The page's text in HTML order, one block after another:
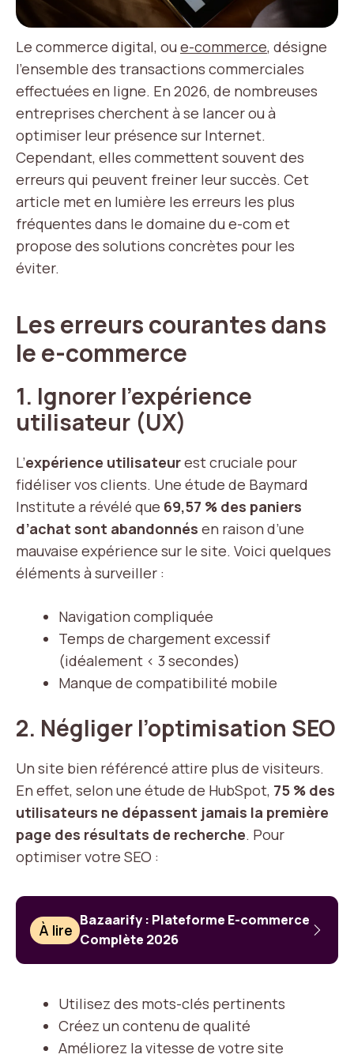
Le commerce digital, ou e-commerce, désigne
l’ensemble des transactions commerciales
effectuées en ligne. En 2026, de nombreuses
entreprises cherchent à se lancer ou à
optimiser leur présence sur Internet.
Cependant, elles commettent souvent des
erreurs qui peuvent freiner leur succès. Cet
article met en lumière les erreurs les plus
fréquentes dans le domaine du e-com et
propose des solutions concrètes pour les
éviter.
Les erreurs courantes dans
le e-commerce
1. Ignorer l’expérience
utilisateur (UX)
L’expérience utilisateurest cruciale pour
fidéliser vos clients. Une étude de Baymard
Institute a révélé que 69,57 % des paniers
d’achat sont abandonnés en raison d’une
mauvaise expérience sur le site. Voici quelques
éléments à surveiller :
Navigation compliquée
Temps de chargement excessif
(idéalement < 3 secondes)
Manque de compatibilité mobile
2. Négliger l’optimisation SEO
Un site bien référencé attire plus de visiteurs.
En effet, selon une étude de HubSpot, 75 % des
utilisateurs ne dépassent jamais la première
page des résultats de recherche. Pour
optimiser votre SEO :
À lire
Bazaarify : Plateforme E-commerce
Complète 2026
Utilisez des mots-clés pertinents
Créez un contenu de qualité
Améliorez la vitesse de votre site